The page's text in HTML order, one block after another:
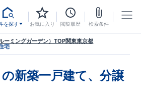
を探す お気に入り 閲覧履歴 検索条件
ーミングガーデン）TOP関東東京都
宅
の新築一戸建て、分譲